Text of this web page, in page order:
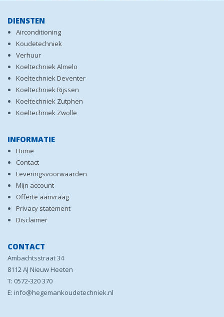
DIENSTEN
Airconditioning
Koudetechniek
Verhuur
Koeltechniek Almelo
Koeltechniek Deventer
Koeltechniek Rijssen
Koeltechniek Zutphen
Koeltechniek Zwolle
INFORMATIE
Home
Contact
Leveringsvoorwaarden
Mijn account
Offerte aanvraag
Privacy statement
Disclaimer
CONTACT
Ambachtsstraat 34
8112 AJ Nieuw Heeten
T: 0572-320 370
E: info@hegemankoudetechniek.nl